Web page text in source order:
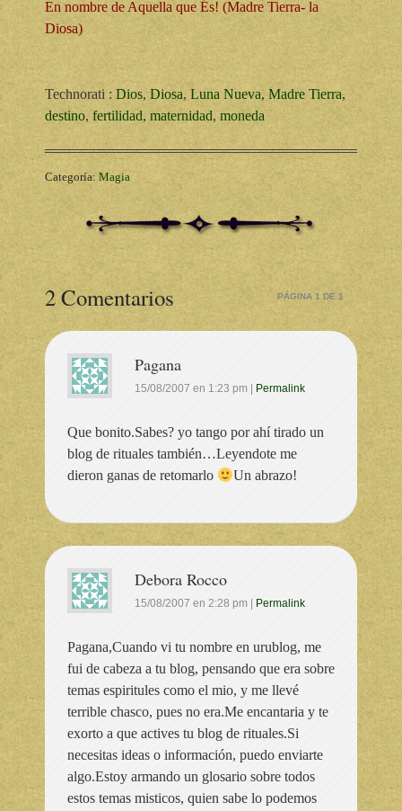
En nombre de Aquella que És! (Madre Tierra- la
Diosa)
Technorati : Dios,Diosa, Luna Nueva, Madre Tierra,
destino, fertilidad, maternidad, moneda
Categoría: Magia
2 Comentarios PÁGINA 1 DE 1
Pagana
15/08/2007 en 1:23 pm Permalink
Que bonito.Sabes? yo tango por ahí tirado un
blog de rituales también…Leyendote me
dieron ganas de retomarlo
Un abrazo!
Debora Rocco
15/08/2007 en 2:28 pm Permalink
Pagana,Cuando vi tu nombre en urublog, me
fui de cabeza a tu blog, pensando que era sobre
temas espiritules como el mio, y me llevé
terrible chasco, pues no era.Me encantaria y te
exorto a que actives tu blog de rituales.Si
necesitas ideas o información, puedo enviarte
algo.Estoy armando un glosario sobre todos
estos temas misticos, quien sabe lo podemos